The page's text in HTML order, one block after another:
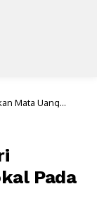
Mata Uang
Pada